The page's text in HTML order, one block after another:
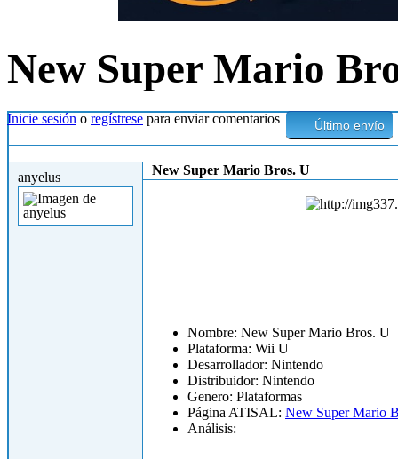
New Super Mario
Inicie sesión o regístrese para enviar comentarios Último envío
anyelus New Super Mario Bros. U
Nombre: New Super Mario Bros. U
Plataforma: Wii U
Desarrollador: Nintendo
Distribuidor: Nintendo
Genero: Plataformas
Página ATISAL: New Super Mario
Análisis: